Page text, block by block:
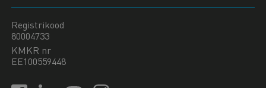
Registrikood
80004733
KMKR nr
EE100559448